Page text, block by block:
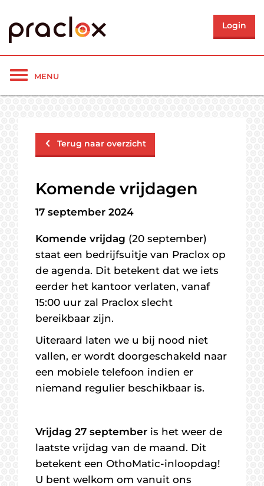
Login
Toon/verberg
MENU
Terug naar overzicht
Komende vrijdagen
17 september 2024
Komende vrijdag (20 september)
staat een bedrijfsuitje van Praclox op
de agenda. Dit betekent dat we iets
eerder het kantoor verlaten, vanaf
15:00 uur zal Praclox slecht
bereikbaar zijn.
Uiteraard laten we u bij nood niet
vallen, er wordt doorgeschakeld naar
een mobiele telefoon indien er
niemand regulier beschikbaar is.
Vrijdag 27 september is het weer de
laatste vrijdag van de maand. Dit
betekent een OthoMatic-inloopdag!
U bent welkom om vanuit ons